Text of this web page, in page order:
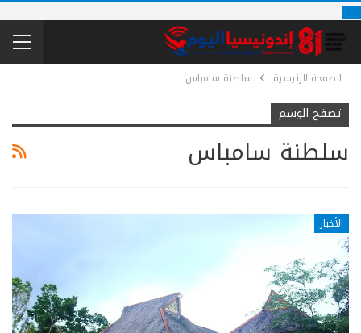
الصفحة الرئيسية سلطنة سامباس
تصفح الوسم
سلطنة سامباس
الأخبار